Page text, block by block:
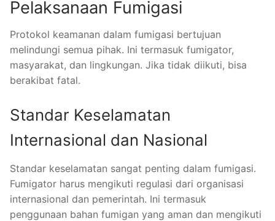
Pelaksanaan Fumigasi
Protokol keamanan dalam fumigasi bertujuan
melindungi semua pihak. Ini termasuk fumigator,
masyarakat, dan lingkungan. Jika tidak diikuti, bisa
berakibat fatal.
Standar Keselamatan
Internasional dan Nasional
Standar keselamatan sangat penting dalam fumigasi.
Fumigator harus mengikuti regulasi dari organisasi
internasional dan pemerintah. Ini termasuk
penggunaan bahan fumigan yang aman dan mengikuti